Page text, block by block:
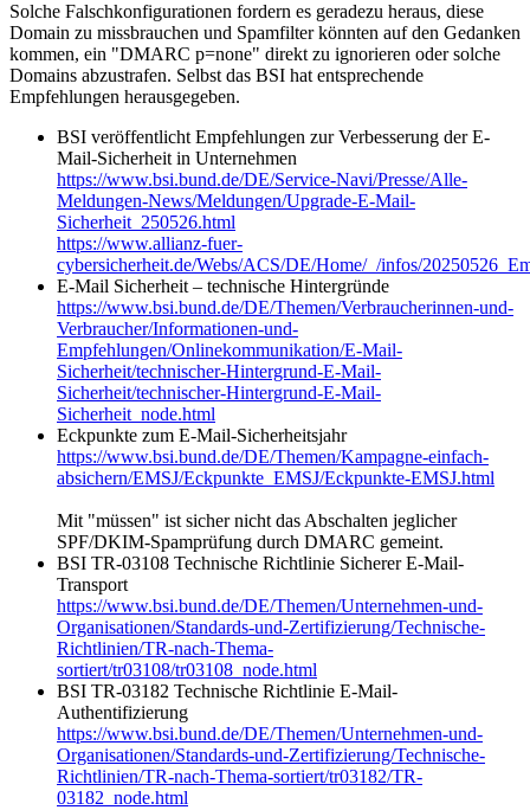
Solche Falschkonfigurationen fordern es geradezu heraus, diese
Domain zu missbrauchen und Spamfilter könnten auf den Gedanken
kommen, ein "DMARC p=none" direkt zu ignorieren oder solche
Domains abzustrafen. Selbst das BSI hat entsprechende
Empfehlungen herausgegeben.
BSI veröffentlicht Empfehlungen zur Verbesserung der E-
Mail-Sicherheit in Unternehmen
https://www.bsi.bund.de/DE/Service-Navi/Presse/Alle-
Meldungen-News/Meldungen/Upgrade-E-Mail-
Sicherheit_250526.html
https://www.allianz-fuer-
cybersicherheit.de/Webs/ACS/DE/Home/_/infos/
E-Mail Sicherheit – technische Hintergründe
https://www.bsi.bund.de/DE/Themen/Verbraucherinnen-und-
Verbraucher/Informationen-und-
Empfehlungen/Onlinekommunikation/E-Mail-
Sicherheit/technischer-Hintergrund-E-Mail-
Sicherheit/technischer-Hintergrund-E-Mail-
Sicherheit_node.html
Eckpunkte zum E-Mail-Sicherheitsjahr
https://www.bsi.bund.de/DE/Themen/Kampagne-einfach-
absichern/EMSJ/Eckpunkte_EMSJ/Eckpunkte-EMSJ.html
Mit "müssen" ist sicher nicht das Abschalten jeglicher
SPF/DKIM-Spamprüfung durch DMARC gemeint.
BSI TR-03108 Technische Richtlinie Sicherer E-Mail-
Transport
https://www.bsi.bund.de/DE/Themen/Unternehmen-und-
Organisationen/Standards-und-Zertifizierung/Technische-
Richtlinien/TR-nach-Thema-
sortiert/tr03108/tr03108_node.html
BSI TR-03182 Technische Richtlinie E-Mail-
Authentifizierung
https://www.bsi.bund.de/DE/Themen/Unternehmen-und-
Organisationen/Standards-und-Zertifizierung/Technische-
Richtlinien/TR-nach-Thema-sortiert/tr03182/TR-
03182_node.html